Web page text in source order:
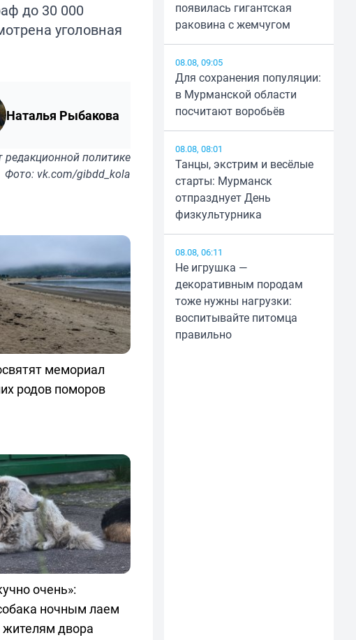
до 30 000
уголовная
Наталья Рыбакова
редакционной политике
Фото: vk.com/gibdd_kola
мемориал
родов поморов
очень»:
ночным лаем
жителям двора
появилась гигантская
раковина с жемчугом
08.08, 09:05
Для сохранения популяции:
в Мурманской области
посчитают воробьёв
08.08, 08:01
Танцы, экстрим и весёлые
старты: Мурманск
отпразднует День
физкультурника
08.08, 06:11
Не игрушка —
декоративным породам
тоже нужны нагрузки:
воспитывайте питомца
правильно